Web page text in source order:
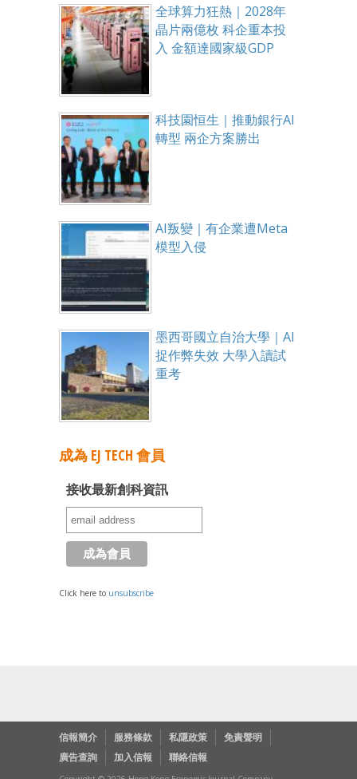
全球算力狂熱｜2028年
晶片兩億枚 科企重本投
入 金額達國家級GDP
科技園恒生｜推動銀行AI
轉型 兩企方案勝出
AI叛變｜有企業遭Meta
模型入侵
墨西哥國立自治大學｜AI
捉作弊失效 大學入讀試
重考
成為 EJ TECH 會員
接收最新創科資訊
Click here to unsubscribe
信報簡介 服務條款 私隱政策
免責聲明
廣告查詢
加入信報 聯絡信報